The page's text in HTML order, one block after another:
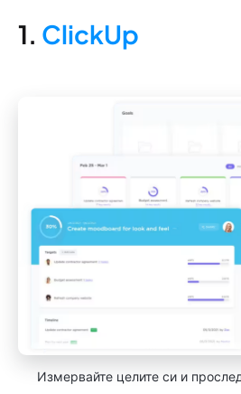
1. ClickUp
Измервайте целите си и